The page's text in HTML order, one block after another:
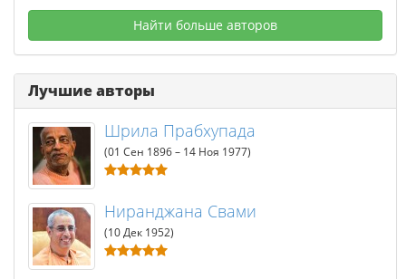
Найти больше авторов
Лучшие авторы
Шрила Прабхупада
(01 Сен 1896 – 14 Ноя 1977)
Ниранджана Свами
(10 Дек 1952)